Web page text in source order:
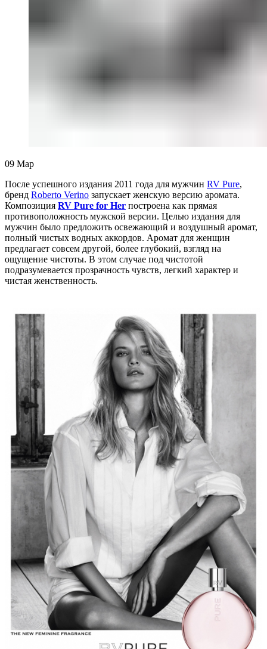
09 Мар
После успешного издания 2011 года для мужчин RV Pure,
бренд Roberto Verino запускает женскую версию аромата.
Композиция RV Pure for Her построена как прямая
противоположность мужской версии. Целью издания для
мужчин было предложить освежающий и воздушный аромат,
полный чистых водных аккордов. Аромат для женщин
предлагает совсем другой, более глубокий, взгляд на
ощущение чистоты. В этом случае под чистотой
подразумевается прозрачность чувств, легкий характер и
чистая женственность.